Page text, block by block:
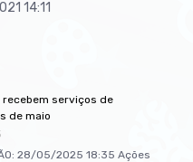
14:11
serviços de
de maio
28/05/2025 18:35 Ações